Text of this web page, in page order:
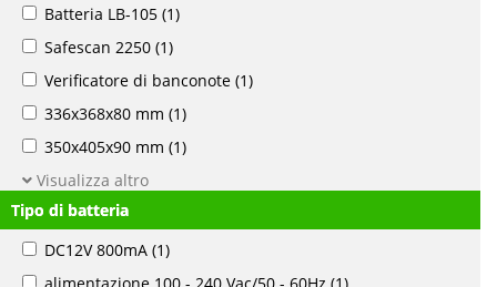
Batteria LB-105 (1)
Safescan 2250 (1)
Verificatore di banconote (1)
336x368x80 mm (1)
350x405x90 mm (1)
Visualizza altro
Tipo di batteria
DC12V 800mA (1)